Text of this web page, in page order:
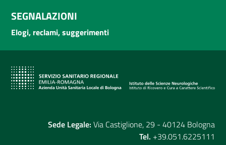
SEGNALAZIONI
Elogi, reclami, suggerimenti
Sede Legale: Via Castiglione, 29 - 40124 Bologna
Tel. +39.051.6225111